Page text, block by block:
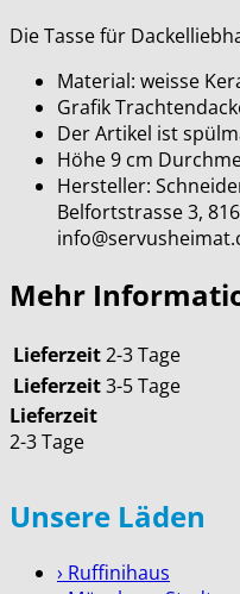
Die Tasse für
Material: weisse
Grafik
Der Artikel ist
Höhe 9 cm
Hersteller:
Belfortstrasse 3,
Mehr
Lieferzeit2-3 Tage
Lieferzeit3-5 Tage
Lieferzeit
2-3 Tage
Unsere Läden
› Ruffinihaus